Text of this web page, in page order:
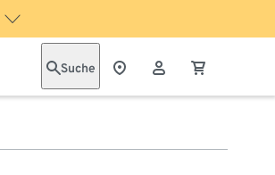
Suche